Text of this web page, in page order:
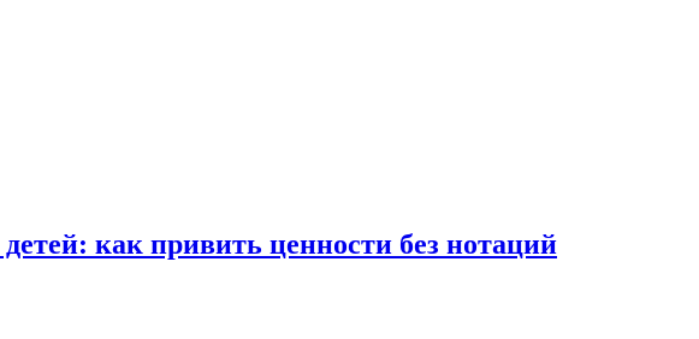
как привить ценности без нотаций